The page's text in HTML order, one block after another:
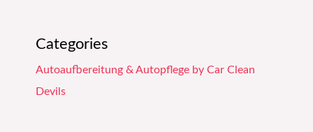
Categories
Autoaufbereitung & Autopflege by Car Clean
Devils